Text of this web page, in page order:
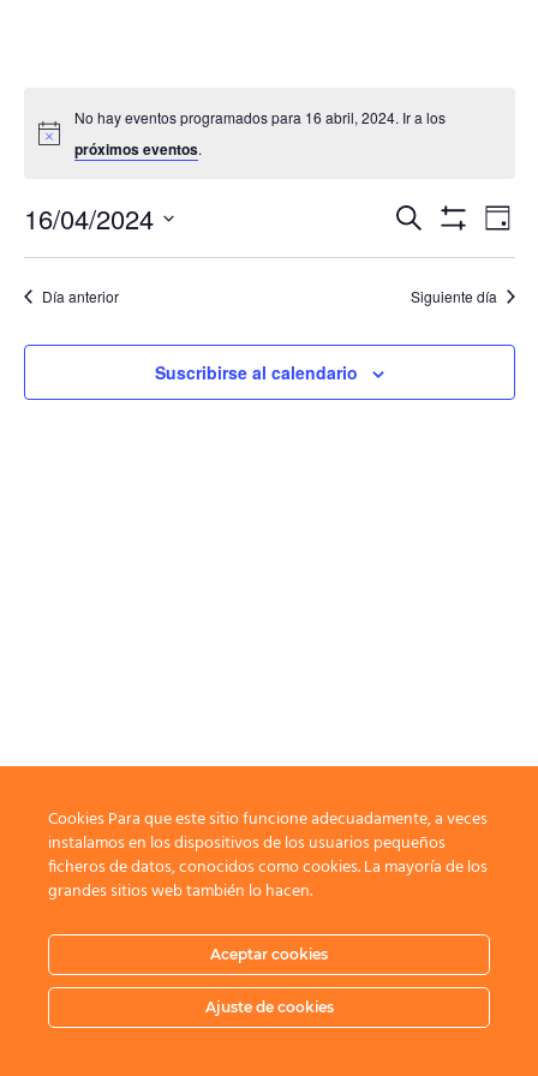
No hay eventos programados para 16 abril, 2024. Ir a los
próximos eventos.
vistas
Eventos
Buscar
Filtros
de
de
Día
16/04/2024
Día anterior Siguiente día
Suscribirse al calendario
Cookies Para que este sitio funcione adecuadamente, a veces
instalamos en los dispositivos de los usuarios pequeños
ficheros de datos, conocidos como cookies. La mayoría de los
grandes sitios web también lo hacen.
Aceptar cookies
Ajuste de cookies